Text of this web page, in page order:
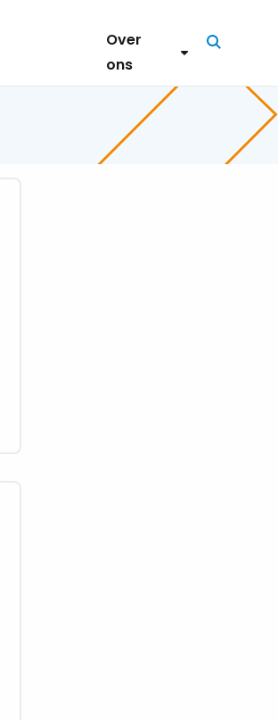
Over
ons
Zoeken